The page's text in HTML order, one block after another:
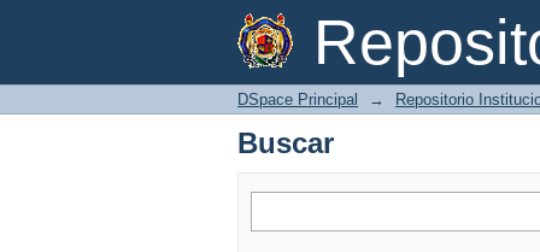
Buscar
DSpace Principal → Repositorio
Buscar